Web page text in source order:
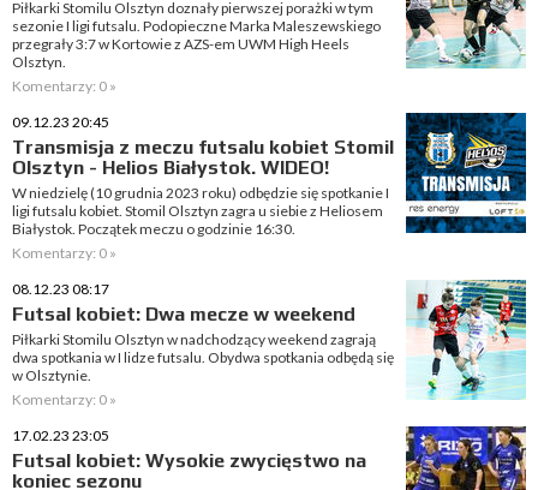
Piłkarki Stomilu Olsztyn doznały pierwszej porażki w tym
sezonie I ligi futsalu. Podopieczne Marka Maleszewskiego
przegrały 3:7 w Kortowie z AZS-em UWM High Heels
Olsztyn.
Komentarzy: 0 »
09.12.23 20:45
Transmisja z meczu futsalu kobiet Stomil
Olsztyn - Helios Białystok. WIDEO!
W niedzielę (10 grudnia 2023 roku) odbędzie się spotkanie I
ligi futsalu kobiet. Stomil Olsztyn zagra u siebie z Heliosem
Białystok. Początek meczu o godzinie 16:30.
Komentarzy: 0 »
08.12.23 08:17
Futsal kobiet: Dwa mecze w weekend
Piłkarki Stomilu Olsztyn w nadchodzący weekend zagrają
dwa spotkania w I lidze futsalu. Obydwa spotkania odbędą się
w Olsztynie.
Komentarzy: 0 »
17.02.23 23:05
Futsal kobiet: Wysokie zwycięstwo na
koniec sezonu